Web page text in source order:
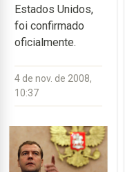
Estados Unidos,
foi confirmado
oficialmente.
4 de nov. de 2008,
10:37